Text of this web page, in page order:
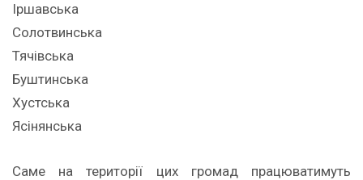
Іршавська
Солотвинська
Тячівська
Буштинська
Хустська
Ясінянська
Саме на території цих громад працюватимуть